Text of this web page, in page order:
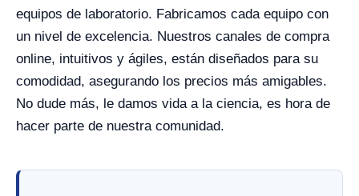
equipos de laboratorio. Fabricamos cada equipo con
un nivel de excelencia. Nuestros canales de compra
online, intuitivos y ágiles, están diseñados para su
comodidad, asegurando los precios más amigables.
No dude más, le damos vida a la ciencia, es hora de
hacer parte de nuestra comunidad.